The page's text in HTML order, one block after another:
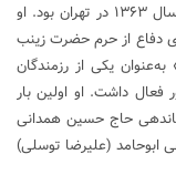
«محمدجعفر حسینی» از جوانان افغانستانی متولد سال ۱۳۶۳ در تهران بود. او
دفاع از حرم حضرت زینب
یکی از رزمندگان
داشت. او اولین بار
فرماندهی حاج حسین همدانی
ابوحامد (علیرضا توسلی)